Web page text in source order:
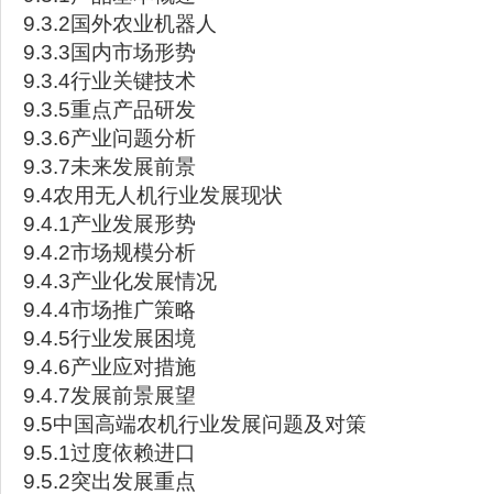
9.3.2国外农业机器人
9.3.3国内市场形势
9.3.4行业关键技术
9.3.5重点产品研发
9.3.6产业问题分析
9.3.7未来发展前景
9.4农用无人机行业发展现状
9.4.1产业发展形势
9.4.2市场规模分析
9.4.3产业化发展情况
9.4.4市场推广策略
9.4.5行业发展困境
9.4.6产业应对措施
9.4.7发展前景展望
9.5中国高端农机行业发展问题及对策
9.5.1过度依赖进口
9.5.2突出发展重点